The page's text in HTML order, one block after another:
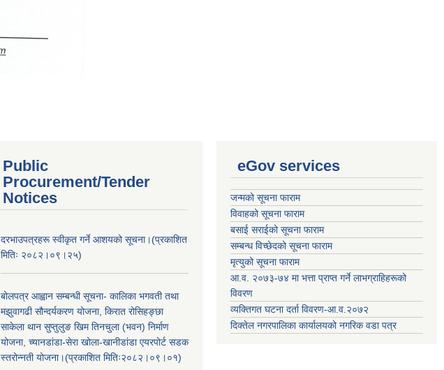
Public
Procurement/Tender
Notices
दरभाउपत्रहरू स्वीकृत गर्ने आशयको सूचना।(प्रकाशित
मितिः २०८२।०९।२५)
बोलपत्र आह्वान सम्बन्धी सूचना- कालिका भगवती तथा
मझुवागढी सौन्दर्यकरण योजना, किरात रोसिहङ्छा
साकेला थान सुप्तुलुङ खिम तिनचुला (भवन) निर्माण
योजना, च्यानडांडा-सेरा खोला-खानीडांडा एयरपोर्ट सडक
स्तरोन्नती योजना।(प्रकाशित मितिः२०८२।०९।०१)
eGov services
जन्मको सूचना फाराम
विवाहको सूचना फाराम
बसाई सराईको सूचना फाराम
सम्बन्ध विच्छेदको सूचना फाराम
मृत्युको सूचना फाराम
आ.व. २०७३-७४ मा भत्ता प्राप्त गर्ने लाभग्राहिहरूको
विवरण
व्यक्तिगत घटना दर्ता विवरण-आ.व.२०७२
दिक्तेल नगरपालिका कार्यालयको नगरिक वडा पत्र